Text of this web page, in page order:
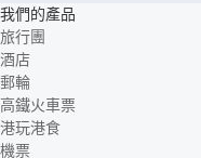
我們的產品
旅行團
酒店
郵輪
高鐵火車票
港玩港食
機票